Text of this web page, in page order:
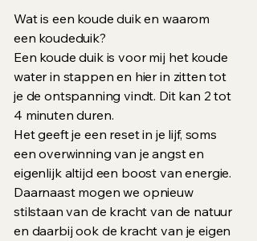
Wat is een koude duik en waarom
een koudeduik?
Een koude duik is voor mij het koude
water in stappen en hier in zitten tot
je de ontspanning vindt. Dit kan 2 tot
4 minuten duren.
Het geeft je een reset in je lijf, soms
een overwinning van je angst en
eigenlijk altijd een boost van energie.
Daarnaast mogen we opnieuw
stilstaan van de kracht van de natuur
en daarbij ook de kracht van je eigen